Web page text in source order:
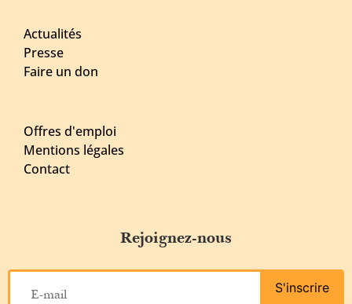
Actualités
Presse
Faire un don
Offres d'emploi
Mentions légales
Contact
Rejoignez-nous
S'inscrire